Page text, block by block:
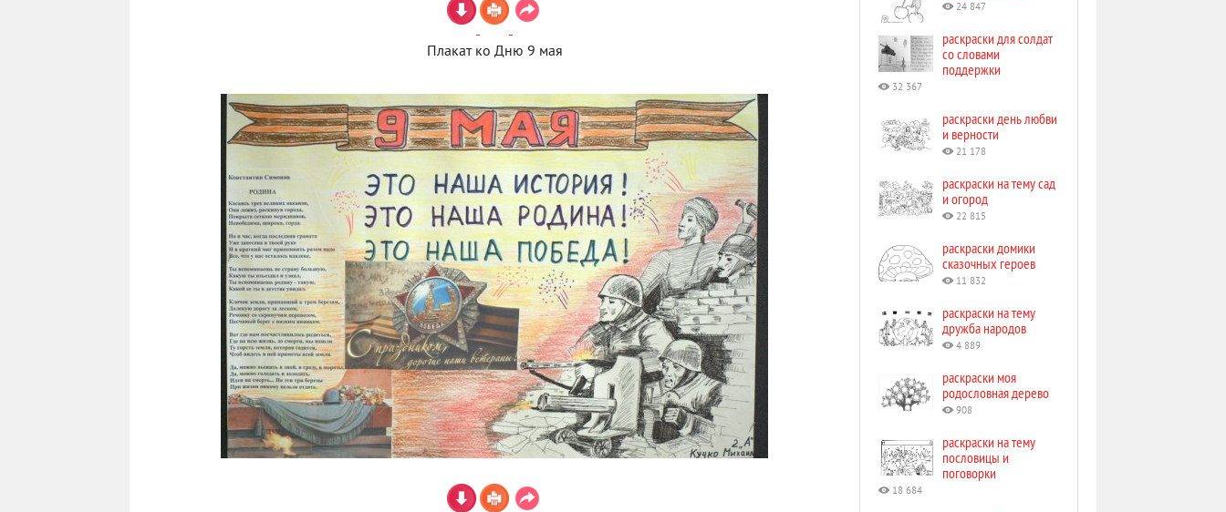
Плакат ко Дню 9 мая
24 847
раскраски для солдат
со словами
поддержки
32 367
раскраски день любви
и верности
21 178
раскраски на тему сад
и огород
22 815
раскраски домики
сказочных героев
11 832
раскраски на тему
дружба народов
4 889
раскраски моя
родословная дерево
908
раскраски на тему
пословицы и
поговорки
18 684